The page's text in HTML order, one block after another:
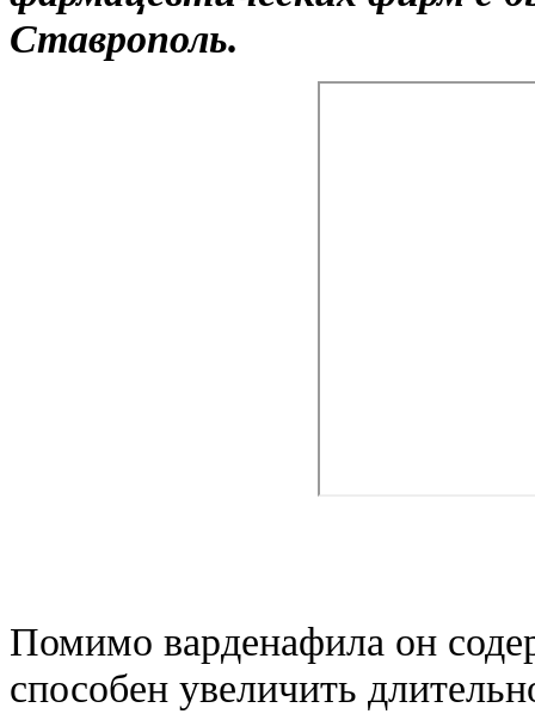
Ставрополь.
Помимо варденафила он
способен увеличить